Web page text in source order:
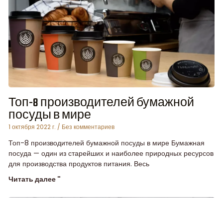
Топ-8 производителей бумажной
посуды в мире
1 октября 2022 г. Без комментариев
Топ-8 производителей бумажной посуды в мире Бумажная
посуда — один из старейших и наиболее природных ресурсов
для производства продуктов питания. Весь
Читать далее "